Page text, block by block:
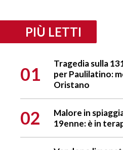
PIÙ LETTI
01
Tragedia sulla
per Paulilatino:
Oristano
02
Malore in
19enne: è in